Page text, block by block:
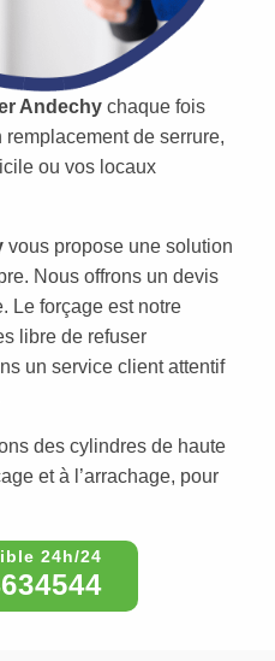
Andechy chaque fois
de serrure,
ou vos locaux
vous propose une solution
Nous offrons un devis
Le forçage est notre
libre de refuser
un service client attentif
des cylindres de haute
et à l’arrachage, pour